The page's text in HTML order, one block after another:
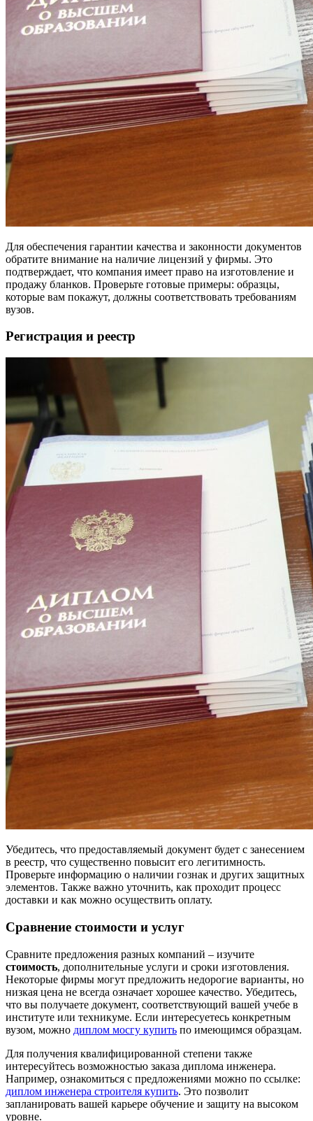
Для обеспечения гарантии качества и законности документов
обратите внимание на наличие лицензий у фирмы. Это
подтверждает, что компания имеет право на изготовление и
продажу бланков. Проверьте готовые примеры: образцы,
которые вам покажут, должны соответствовать требованиям
вузов.
Регистрация и реестр
Убедитесь, что предоставляемый документ будет с занесением
в реестр, что существенно повысит его легитимность.
Проверьте информацию о наличии гознак и других защитных
элементов. Также важно уточнить, как проходит процесс
доставки и как можно осуществить оплату.
Сравнение стоимости и услуг
Сравните предложения разных компаний – изучите
стоимость, дополнительные услуги и сроки изготовления.
Некоторые фирмы могут предложить недорогие варианты, но
низкая цена не всегда означает хорошее качество. Убедитесь,
что вы получаете документ, соответствующий вашей учебе в
институте или техникуме. Если интересуетесь конкретным
вузом, можно диплом мосгу купить по имеющимся образцам.
Для получения квалифицированной степени также
интересуйтесь возможностью заказа диплома инженера.
Например, ознакомиться с предложениями можно по ссылке:
диплом инженера строителя купить. Это позволит
запланировать вашей карьере обучение и защиту на высоком
уровне.